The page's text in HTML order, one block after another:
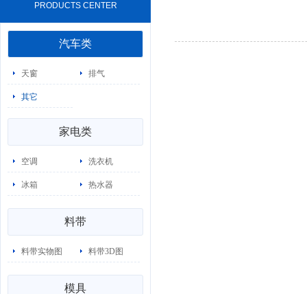
PRODUCTS CENTER
汽车类
天窗 排气
其它
家电类
空调 洗衣机
冰箱 热水器
料带
料带实物图 料带3D图
模具